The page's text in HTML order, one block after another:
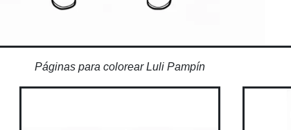
Páginas para colorear Luli Pampín